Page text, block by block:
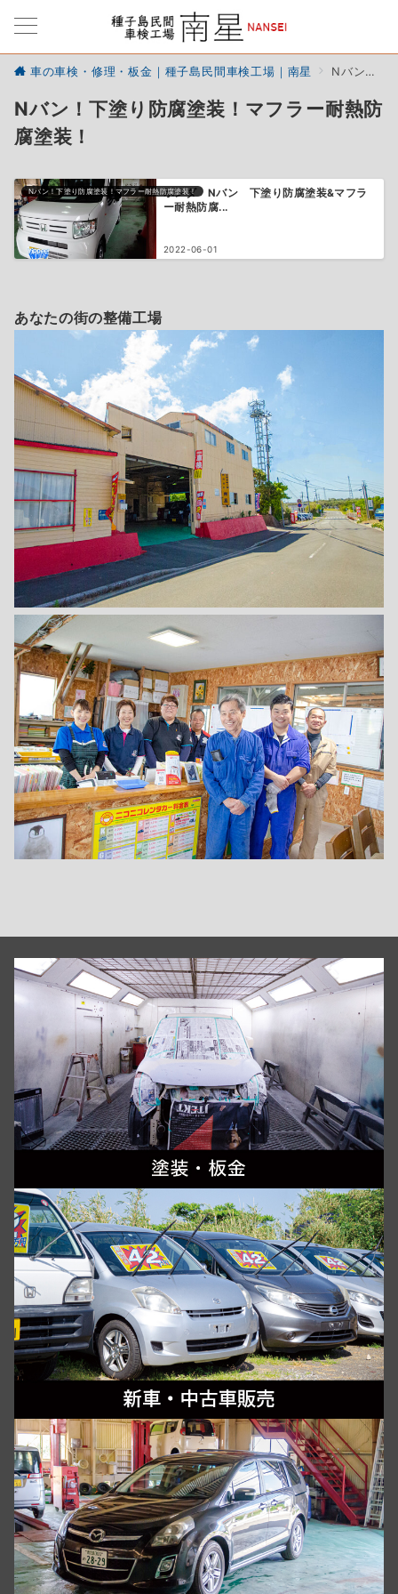
車の車検・修理・板金｜種子島民間車検工場｜南星 Nバン！下塗り防腐塗装！マフラー耐熱防腐塗装！
Nバン！下塗り防腐塗装！マフラー耐熱防
腐塗装！
Nバン！下塗り防腐塗装！マフラー耐熱防腐塗装！ホンダ Nバン 下塗り防腐塗装&マフラ
ー耐熱防腐...
2022-06-01
あなたの街の整備工場